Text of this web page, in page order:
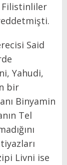
Filistinliler
Said
Yahudi,
bir
Binyamin
Tel
Livni ise